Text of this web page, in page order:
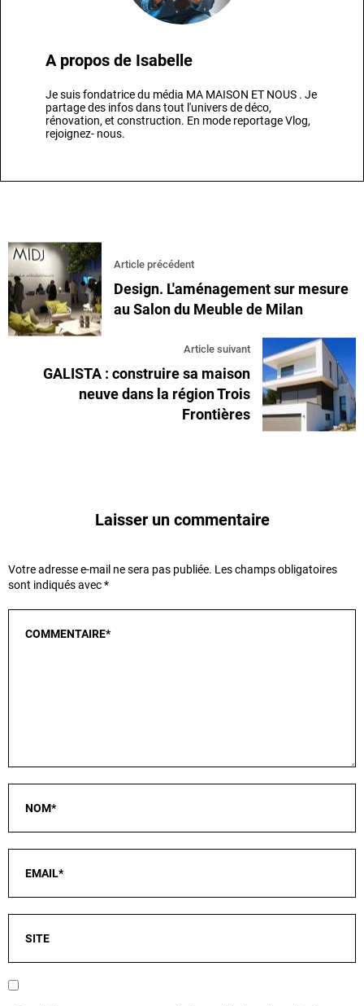
A propos de Isabelle
Je suis fondatrice du média MA MAISON ET NOUS . Je
partage des infos dans tout l'univers de déco,
rénovation, et construction. En mode reportage Vlog,
rejoignez- nous.
Article précédent
Design. L'aménagement sur mesure
au Salon du Meuble de Milan
Article suivant
GALISTA : construire sa maison
neuve dans la région Trois
Frontières
Laisser un commentaire
Votre adresse e-mail ne sera pas publiée. Les champs obligatoires
sont indiqués avec*